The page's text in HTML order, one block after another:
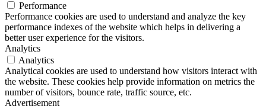
Performance
Performance cookies are used to understand and analyze the key
performance indexes of the website which helps in delivering a
better user experience for the visitors.
Analytics
Analytics
Analytical cookies are used to understand how visitors interact with
the website. These cookies help provide information on metrics the
number of visitors, bounce rate, traffic source, etc.
Advertisement